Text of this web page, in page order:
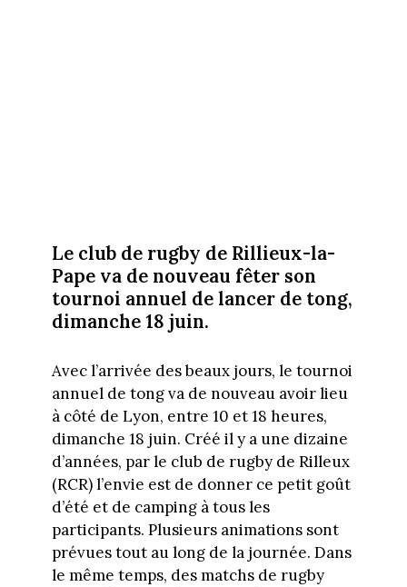
Le club de rugby de Rillieux-la-
Pape va de nouveau fêter son
tournoi annuel de lancer de tong,
dimanche 18 juin.
Avec l’arrivée des beaux jours, le tournoi
annuel de tong va de nouveau avoir lieu
à côté de Lyon, entre 10 et 18 heures,
dimanche 18 juin. Créé il y a une dizaine
d’années, par le club de rugby de Rilleux
(RCR) l’envie est de donner ce petit goût
d’été et de camping à tous les
participants. Plusieurs animations sont
prévues tout au long de la journée. Dans
le même temps, des matchs de rugby